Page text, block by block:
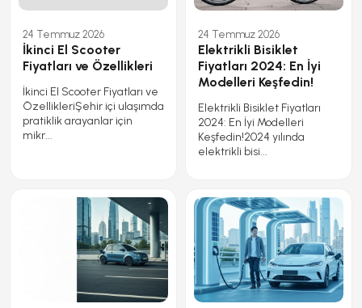
24 Temmuz 2026
İkinci El Scooter
Fiyatları ve Özellikleri
İkinci El Scooter Fiyatları ve
ÖzellikleriŞehir içi ulaşımda
pratiklik arayanlar için
mikr...
24 Temmuz 2026
Elektrikli Bisiklet
Fiyatları 2024: En İyi
Modelleri Keşfedin!
Elektrikli Bisiklet Fiyatları
2024: En İyi Modelleri
Keşfedin!2024 yılında
elektrikli bisi...